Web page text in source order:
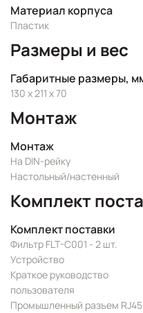
Материал корпуса
Пластик
Размеры и вес
Габаритные размеры,
130 x 211 x 70
Монтаж
Монтаж
На DIN-рейку
Настольный/настенный
Комплект
Комплект поставки
Фильтр FLT-C001 - 2 шт.
Устройство
Краткое руководство
пользователя
Промышленный разъем RJ45